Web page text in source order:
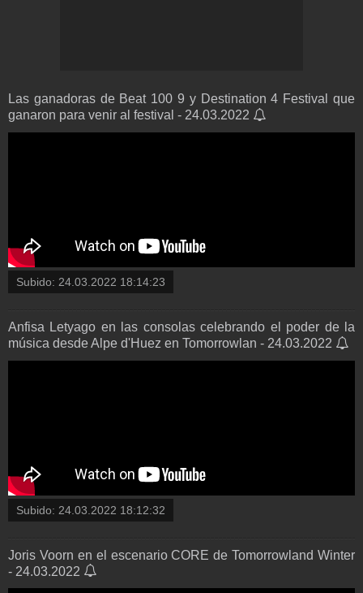
Las ganadoras de Beat 100 9 y Destination 4 Festival que
ganaron para venir al festival - 24.03.2022
Subido: 24.03.2022 18:14:23
Anfisa Letyago en las consolas celebrando el poder de la
música desde Alpe d'Huez en Tomorrowlan - 24.03.2022
Subido: 24.03.2022 18:12:32
Joris Voorn en el escenario CORE de Tomorrowland Winter
- 24.03.2022